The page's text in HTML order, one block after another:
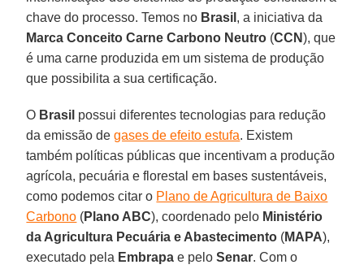
chave do processo. Temos no Brasil , a iniciativa da
Marca Conceito Carne Carbono Neutro (CCN), que
é uma carne produzida em um sistema de produção
que possibilita a sua certificação.
O Brasil possui diferentes tecnologias para redução
da emissão degases de efeito estufa. Existem
também políticas públicas que incentivam a produção
agrícola, pecuária e florestal em bases sustentáveis,
como podemos citar o Plano de Agricultura de Baixo
Carbono (Plano ABC), coordenado pelo Ministério
da Agricultura Pecuária e Abastecimento (MAPA),
executado pela Embrapa e peloSenar. Com o